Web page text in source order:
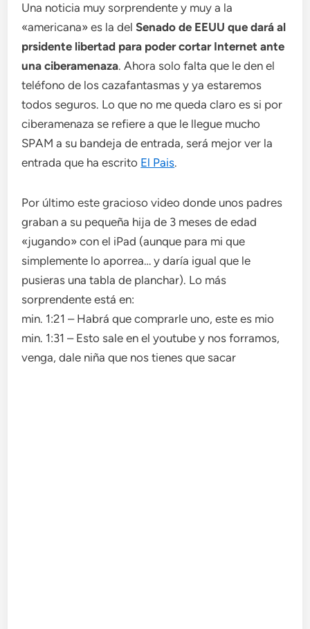
Una noticia muy sorprendente y muy a la
«americana» es la delSenado de EEUU que dará al
prsidente libertad para poder cortar Internet ante
una ciberamenaza. Ahora solo falta que le den el
teléfono de los cazafantasmas y ya estaremos
todos seguros. Lo que no me queda claro es si por
ciberamenaza se refiere a que le llegue mucho
SPAM a su bandeja de entrada, será mejor ver la
entrada que ha escrito El Pais.
Por último este gracioso video donde unos padres
graban a su pequeña hija de 3 meses de edad
«jugando» con el iPad (aunque para mi que
simplemente lo aporrea… y daría igual que le
pusieras una tabla de planchar). Lo más
sorprendente está en:
min. 1:21 – Habrá que comprarle uno, este es mio
min. 1:31 – Esto sale en el youtube y nos forramos,
venga, dale niña que nos tienes que sacar